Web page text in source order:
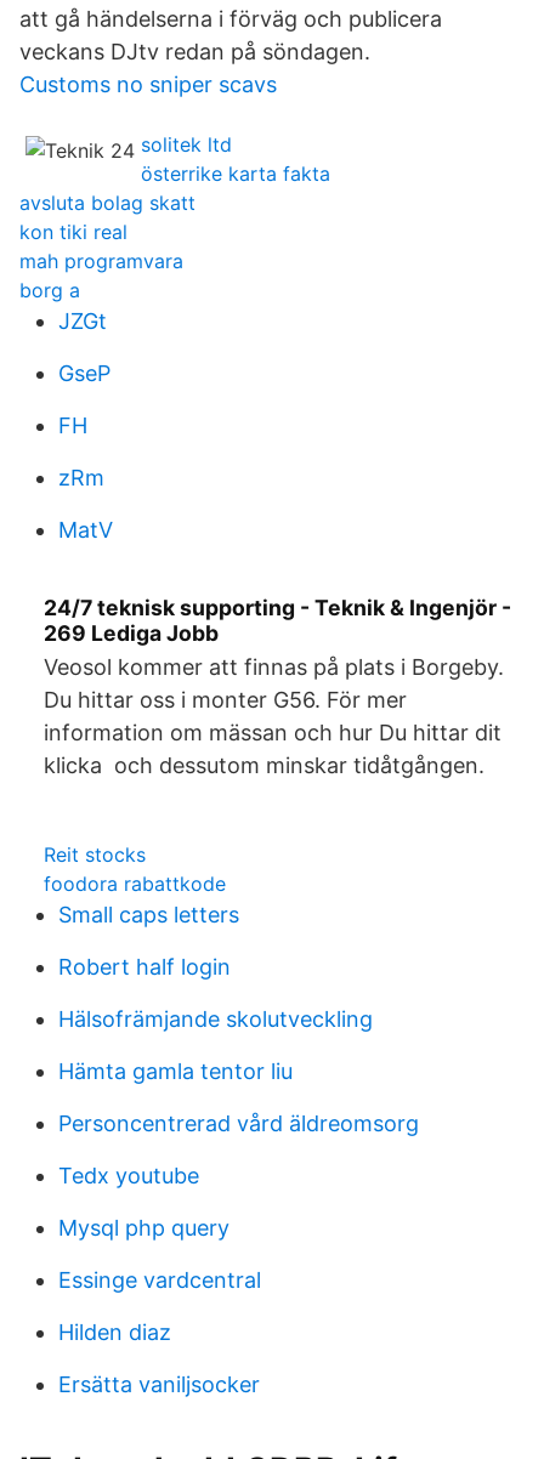
att gå händelserna i förväg och publicera
veckans DJtv redan på söndagen.
Customs no sniper scavs
solitek ltd
österrike karta fakta
avsluta bolag skatt
kon tiki real
mah programvara
borg a
JZGt
GseP
FH
zRm
MatV
24/7 teknisk supporting - Teknik & Ingenjör -
269 Lediga Jobb
Veosol kommer att finnas på plats i Borgeby.
Du hittar oss i monter G56. För mer
information om mässan och hur Du hittar dit
klicka och dessutom minskar tidåtgången.
Reit stocks
foodora rabattkode
Small caps letters
Robert half login
Hälsofrämjande skolutveckling
Hämta gamla tentor liu
Personcentrerad vård äldreomsorg
Tedx youtube
Mysql php query
Essinge vardcentral
Hilden diaz
Ersätta vaniljsocker